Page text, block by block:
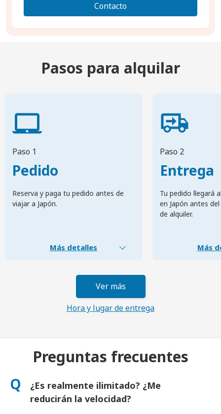
Contacto
Pasos para alquilar
Paso 1
Pedido
Reserva y paga tu pedido antes de
viajar a Japón.
Más detalles
Paso 2
Entrega
Tu pedido llegará
en Japón antes
de alquiler.
Más
Ver más
Hora y lugar de entrega
Preguntas frecuentes
Q
¿Es realmente ilimitado? ¿Me
reducirán la velocidad?